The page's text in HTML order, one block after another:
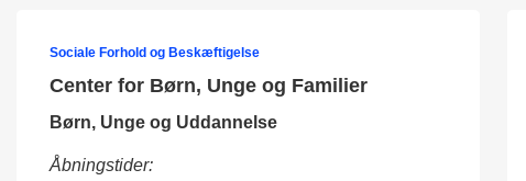
Sociale Forhold og Beskæftigelse
Center for Børn, Unge og Familier
Børn, Unge og Uddannelse
Åbningstider: